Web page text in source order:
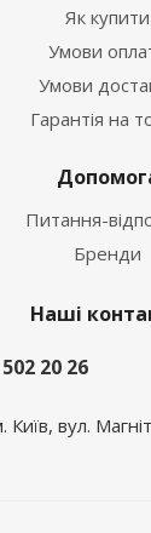
Як купити
Умови
Умови
Гарантія на
Питання-
Бренди
Наші
20 26
Київ, вул.